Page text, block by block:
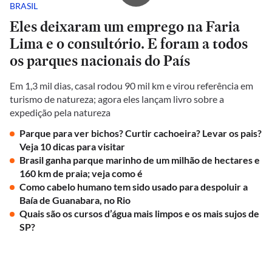
BRASIL
Eles deixaram um emprego na Faria
Lima e o consultório. E foram a todos
os parques nacionais do País
Em 1,3 mil dias, casal rodou 90 mil km e virou referência em
turismo de natureza; agora eles lançam livro sobre a
expedição pela natureza
Parque para ver bichos? Curtir cachoeira? Levar os pais?
Veja 10 dicas para visitar
Brasil ganha parque marinho de um milhão de hectares e
160 km de praia; veja como é
Como cabelo humano tem sido usado para despoluir a
Baía de Guanabara, no Rio
Quais são os cursos d’água mais limpos e os mais sujos de
SP?